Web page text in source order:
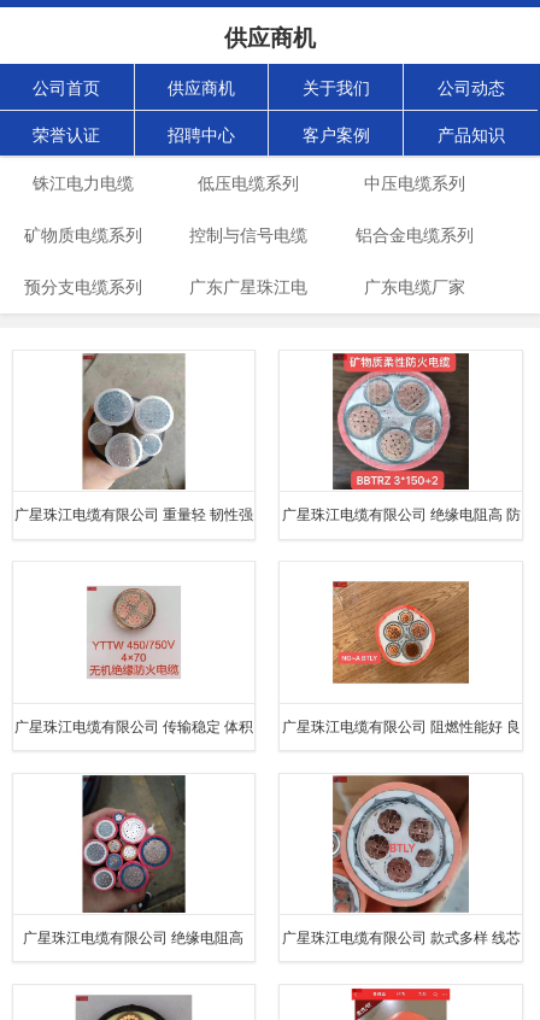
供应商机
公司首页 供应商机 关于我们 公司动态
荣誉认证 招聘中心 客户案例 产品知识
铢江电力电缆 低压电缆系列 中压电缆系列
矿物质电缆系列 控制与信号电缆
系列
铝合金电缆系列
预分支电缆系列 广东广星珠江电 广东电缆厂家
广星珠江电缆有限公司 重量轻 韧性强 广星珠江电缆有限公司 绝缘电阻高 防
广星珠江电缆有限公司 传输稳定 体积
小 连接简单
广星珠江电缆有限公司 阻燃性能好 良
好的柔韧性
广星珠江电缆有限公司 绝缘电阻高 广星珠江电缆有限公司 款式多样 线芯